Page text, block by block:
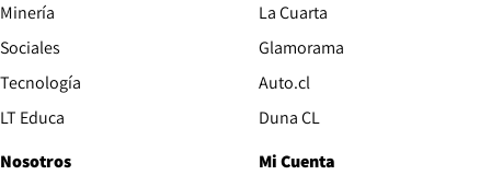
Minería
Sociales
Tecnología
LT Educa
La Cuarta
Glamorama
Auto.cl
Duna CL
Nosotros
Mi Cuenta